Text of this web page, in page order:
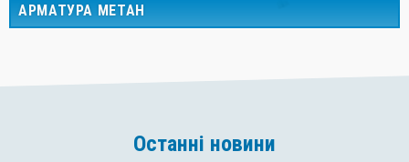
АРМАТУРА МЕТАН
Останні новини